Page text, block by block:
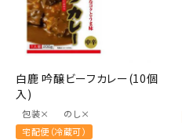
白鹿 吟醸ビーフカレー(10個
入)
包装×
のし×
宅配便（冷蔵可）